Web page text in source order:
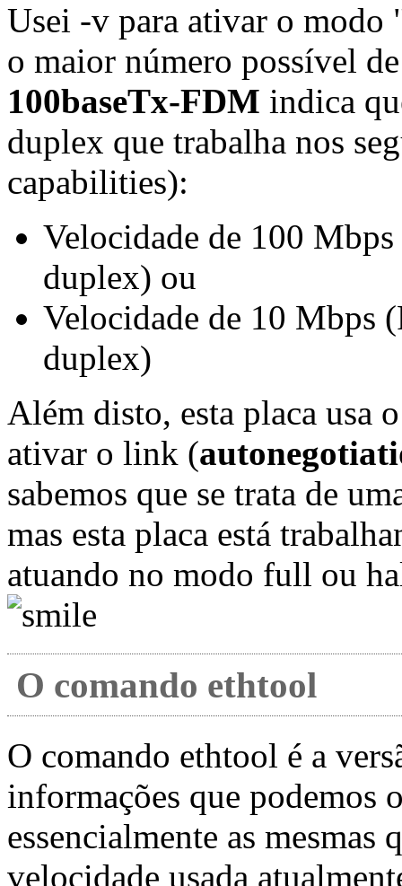
Usei -v para ativar o modo
o maior número possível
100baseTx-FDM indica
duplex que trabalha nos
capabilities):
Velocidade de 100
duplex) ou
Velocidade de 10
duplex)
Além disto, esta placa usa
ativar o link (
sabemos que se trata de
mas esta placa está
atuando no modo full ou
O comando ethtool
O comando ethtool é a
informações que podemos
essencialmente as
velocidade usada